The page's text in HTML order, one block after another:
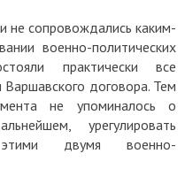
не сопровождались каким-
военно-политических
практически все
договора. Тем
не упоминалось о
урегулировать
двумя военно-